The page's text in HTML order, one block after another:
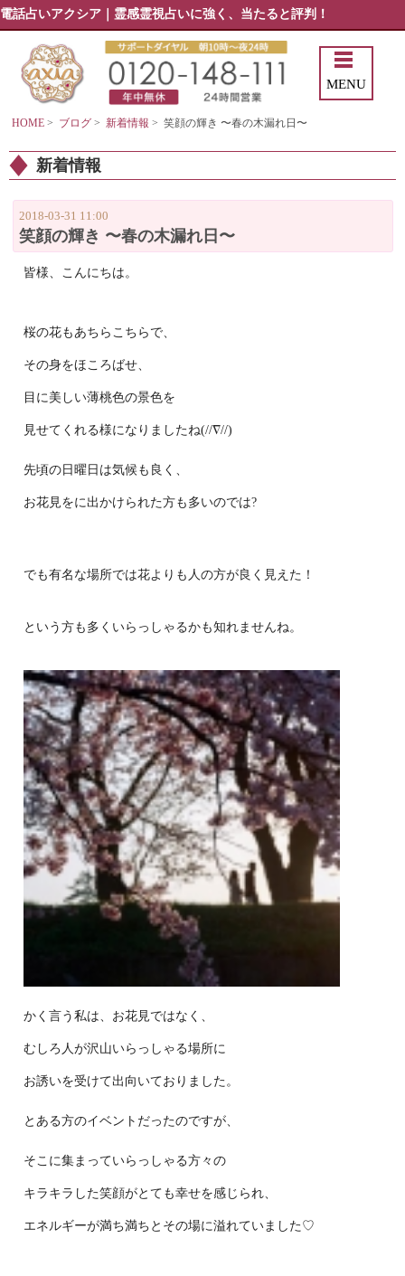
電話占いアクシア｜霊感霊視占いに強く、当たると評判！
MENU
HOME > ブログ > 新着情報 > 笑顔の輝き 〜春の木漏れ日〜
新着情報
2018-03-31 11:00
笑顔の輝き 〜春の木漏れ日〜
皆様、こんにちは。
桜の花もあちらこちらで、
その身をほころばせ、
目に美しい薄桃色の景色を
見せてくれる様になりましたね(//∇//)
先頃の日曜日は気候も良く、
お花見をに出かけられた方も多いのでは?
でも有名な場所では花よりも人の方が良く見えた！
という方も多くいらっしゃるかも知れませんね。
かく言う私は、お花見ではなく、
むしろ人が沢山いらっしゃる場所に
お誘いを受けて出向いておりま した。
とある方のイベントだったのですが、
そこに集まっていらっしゃる方々の
キラキラした笑顔がとても幸せを感じられ、
エネルギーが満ち満ちとその場に溢れていました♡